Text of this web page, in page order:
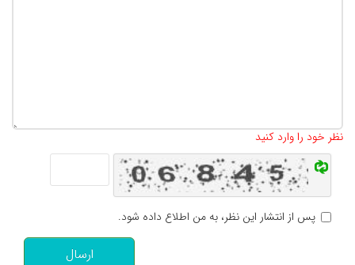
نظر خود را وارد کنید
پس از انتشار این نظر، به من اطلاع داده شود.
ارسال